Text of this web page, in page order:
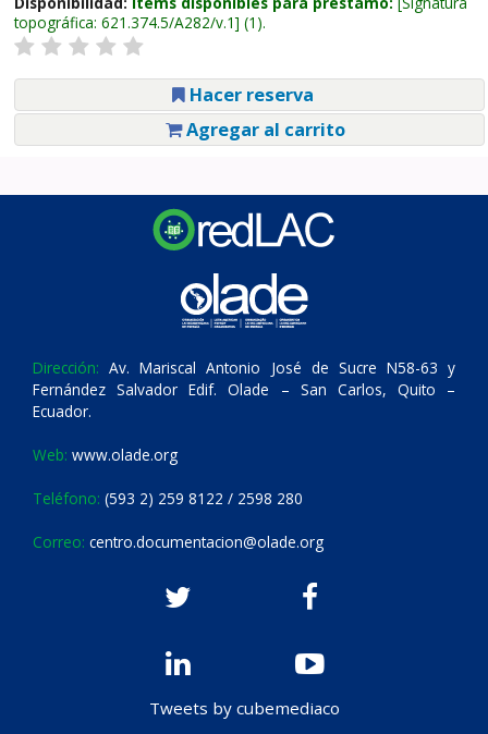
topográfica: 621.374.5/A282/v.1 (1).
Hacer reserva
Agregar al carrito
Dirección: Av. Mariscal Antonio José de Sucre N58-63 y
Fernández Salvador Edif. Olade – San Carlos, Quito –
Ecuador.
Web: www.olade.org
Teléfono: (593 2) 259 8122 / 2598 280
Correo: centro.documentacion@olade.org
Tweets by cubemediaco